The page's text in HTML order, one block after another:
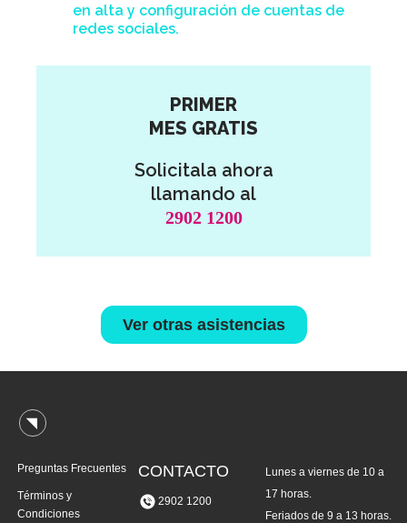
en alta y configuración de cuentas de
redes sociales.
PRIMER
MES GRATIS
Solicitala ahora
llamando al
2902 1200
Ver otras asistencias
Preguntas Frecuentes
Términos y
Condiciones
CONTACTO
2902 1200
Lunes a viernes de 10 a
17 horas.
Feriados de 9 a 13 horas.